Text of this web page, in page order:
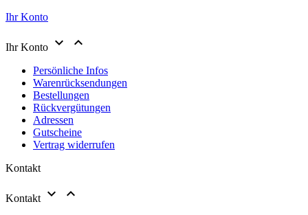
Ihr Konto
Ihr Konto  
Persönliche Infos
Warenrücksendungen
Bestellungen
Rückvergütungen
Adressen
Gutscheine
Vertrag widerrufen
Kontakt
Kontakt 
